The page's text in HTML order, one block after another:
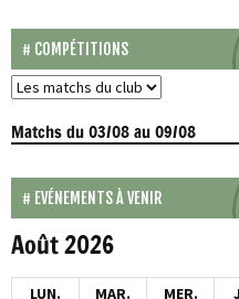
COMPÉTITIONS
Matchsdu 03/08 au 09/08
EVÉNEMENTS À VENIR
Août 2026
LUN. MAR. MER.